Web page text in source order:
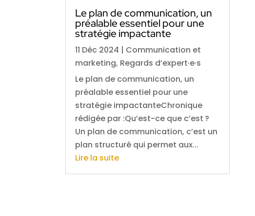
Le plan de communication, un
préalable essentiel pour une
stratégie impactante
11 Déc 2024 | Communication et
marketing, Regards d’expert·e·s
Le plan de communication, un
préalable essentiel pour une
stratégie impactanteChronique
rédigée par :Qu’est-ce que c’est ?
Un plan de communication, c’est un
plan structuré qui permet aux...
Lire la suite